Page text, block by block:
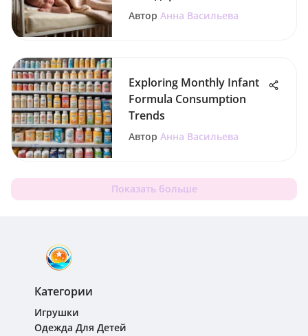
Автор Анна Васильева
Exploring Monthly Infant
Formula Consumption
Trends
Автор Анна Васильева
Показать больше
Категории
Игрушки
Одежда Для Детей